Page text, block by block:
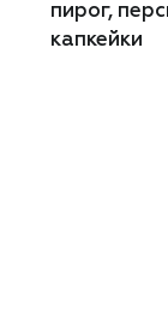
пирог,
капкейки